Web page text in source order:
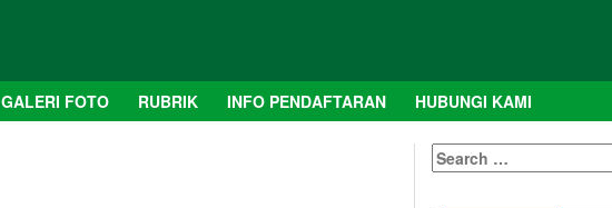
GALERI FOTO RUBRIK INFO PENDAFTARAN HUBUNGI KAMI
Search
for: